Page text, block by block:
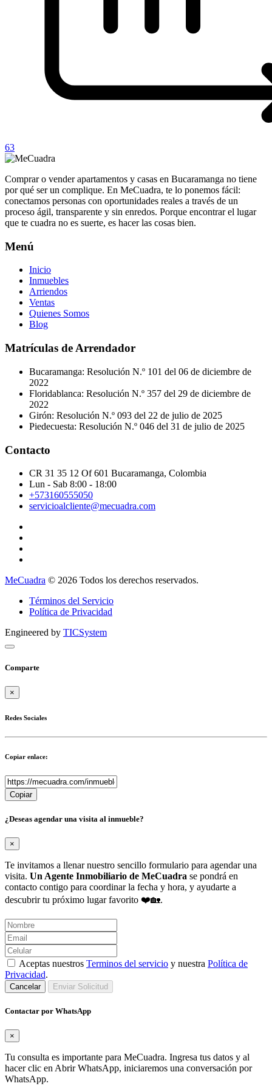
63
Comprar o vender apartamentos y casas en Bucaramanga no tiene
por qué ser un complique. En MeCuadra, te lo ponemos fácil:
conectamos personas con oportunidades reales a través de un
proceso ágil, transparente y sin enredos. Porque encontrar el lugar
que te cuadra no es suerte, es hacer las cosas bien.
Menú
Inicio
Inmuebles
Arriendos
Ventas
Quienes Somos
Blog
Matrículas de Arrendador
Bucaramanga: Resolución N.º 101 del 06 de diciembre de
2022
Floridablanca: Resolución N.º 357 del 29 de diciembre de
2022
Girón: Resolución N.º 093 del 22 de julio de 2025
Piedecuesta: Resolución N.º 046 del 31 de julio de 2025
Contacto
CR 31 35 12 Of 601 Bucaramanga, Colombia
Lun - Sab 8:00 - 18:00
+573160555050
servicioalcliente@mecuadra.com
MeCuadra © 2026 Todos los derechos reservados.
Términos del Servicio
Política de Privacidad
Engineered by TICSystem
Comparte
×
Redes Sociales
Copiar enlace:
Copiar
¿Deseas agendar una visita al inmueble?
×
Te invitamos a llenar nuestro sencillo formulario para agendar una
visita. Un Agente Inmobiliario de MeCuadra se pondrá en
contacto contigo para coordinar la fecha y hora, y ayudarte a
descubrir tu próximo lugar favorito ❤️🏡.
Aceptas nuestros Terminos del servicio y nuestra Política de
Privacidad.
Cancelar Enviar Solicitud
Contactar por WhatsApp
×
Tu consulta es importante para MeCuadra. Ingresa tus datos y al
hacer clic en Abrir WhatsApp, iniciaremos una conversación por
WhatsApp.